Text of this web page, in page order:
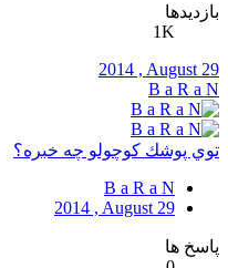
بازدیدها
1K
2014 , August 29
B a R a N
توي پوشك كوچولو چه خبره؟
B a R a N
2014 , August 29
پاسخ ها